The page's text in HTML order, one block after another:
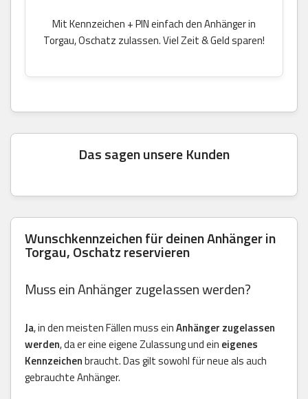
Mit Kennzeichen + PIN einfach den Anhänger in
Torgau, Oschatz zulassen. Viel Zeit & Geld sparen!
Das sagen unsere Kunden
Wunschkennzeichen für deinen Anhänger in
Torgau, Oschatz reservieren
Muss ein Anhänger zugelassen werden?
Ja, in den meisten Fällen muss einAnhänger zugelassen
werden, da er eine eigene Zulassung und ein eigenes
Kennzeichenbraucht. Das gilt sowohl für neue als auch
gebrauchte Anhänger.